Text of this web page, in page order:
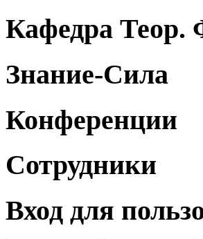
Кафедра Теор.
Знание-Сила
Конференции
Сотрудники
Вход для